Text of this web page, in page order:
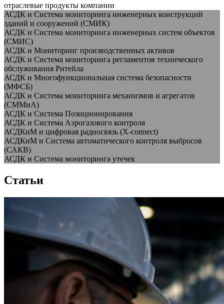
отраслевые продукты компании
АСДК и Система мониторинга инженерных конструкций
зданий и сооружений (СМИК)
АСДК и Система мониторинга инженерных систем объектов
(СМИС)
АСДК и Мониторинг производственных активов
АСДК и Система мониторинга регламентов технического
обслуживания Ритейла
АСДК и Многофункциональная система безопасности
(МФСБ)
АСДК и Система мониторинга механизмов и агрегатов
(СММиА)
АСДК и Система Позиционирования
АСДК и Система Аэрогазового контроля
АСДКиМ и цифровая радиосвязь (X-connect)
АСДКиМ и Система автоматического контроля выбросов
(САКВ)
АСДК и Система мониторинга утечек
Статьи